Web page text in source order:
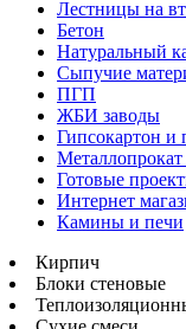
Лестницы на
Бетон
Натуральный
Сыпучие
ПГП
ЖБИ заводы
Гипсокартон и
Готовые
Интернет
Камины и печи
Кирпич
Блоки стеновые